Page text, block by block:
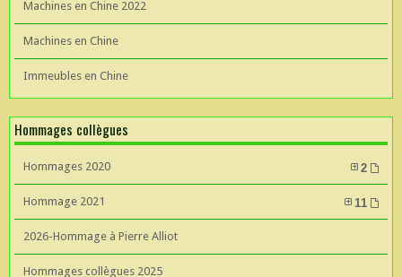
Machines en Chine 2022
Machines en Chine
Immeubles en Chine
Hommages collègues
Hommages 2020 2
Hommage 2021 11
2026-Hommage à Pierre Alliot
Hommages collègues 2025